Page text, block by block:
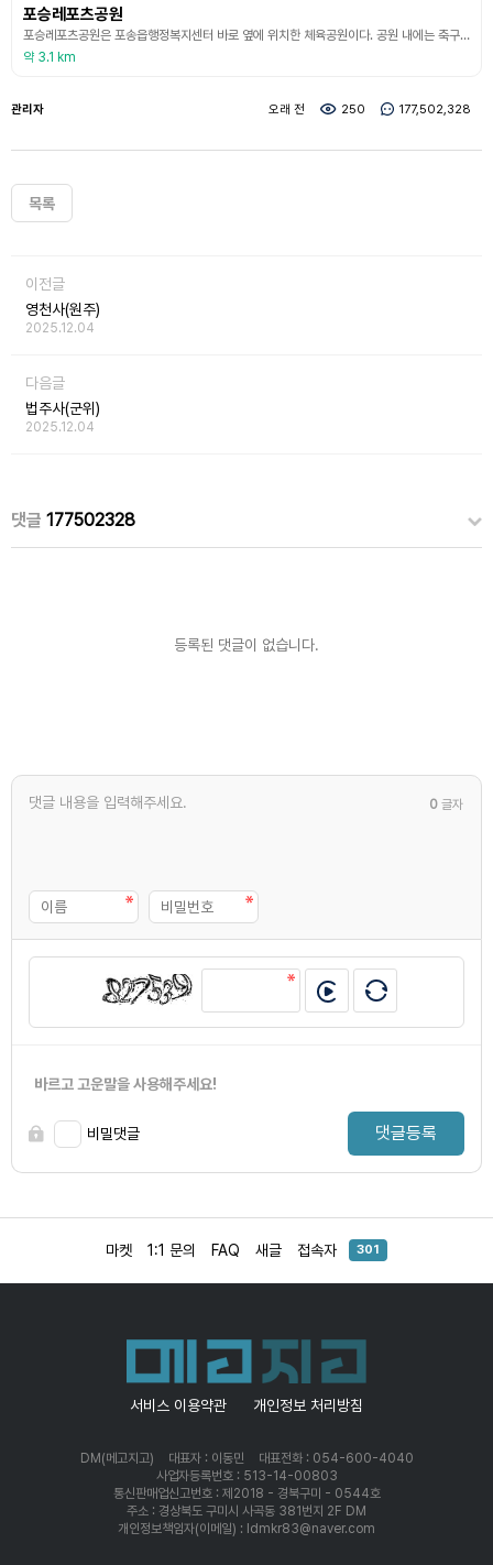
포승레포츠공원
포승레포츠공원은 포송읍행정복지센터 바로 옆에 위치한 체육공원이다. 공원 내에는 축구장, 다목적구장, 체력단련장, 족구장, 농구장 등의 체육시설이 조성되어 있어 다양한 스포츠와 여가 활동을 즐길 수 있다. 무료로 개방되어 있어 누구나 쉽게 이용할 수 있다. 공원 곳곳에 그림과 시가 적힌 항아리가 전시되어 있는데, 산책을 하며 가볍게 둘러보기 좋다.
약 3.1 km
관리자 오래 전 250 177,502,328
목록
이전글
영천사(원주)
2025.12.04
다음글
법주사(군위)
2025.12.04
댓글 177502328
등록된 댓글이 없습니다.
0 글자
바르고 고운말을 사용해주세요!
비밀댓글 댓글등록
마켓 1:1 문의 FAQ 새글 접속자 301
서비스 이용약관 개인정보 처리방침
DM(메고지고) 대표자 : 이동민
대표전화 : 054-600-4040
사업자등록번호 : 513-14-00803
통신판매업신고번호 : 제2018 - 경북구미 - 0544호
주소 : 경상북도 구미시 사곡동 381번지 2F DM
개인정보책임자(이메일) : ldmkr83@naver.com